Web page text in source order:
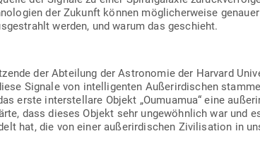
der Zukunft können mög­li­cher­weise
werden, und warum das geschieht.
der Abteilung der Astro­nomie der Harvard
Signale von intel­li­genten Außer­ir­di­schen
erste inter­stellare Objekt „Oumuamua“ eine
dass dieses Objekt sehr unge­wöhnlich war und
hat, die von einer außer­ir­di­schen Zivi­li­sation in